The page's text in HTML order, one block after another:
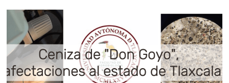
Liderazgo
y
Desarrollo
de
Habilidades
Directivas
para
Micro